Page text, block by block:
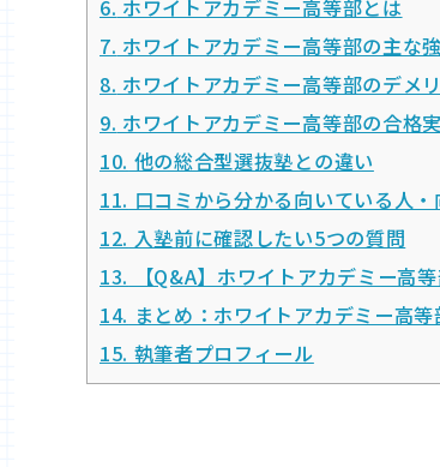
6. ホワイトアカデミー高等部とは
7. ホワイトアカデミー高等部の主な
8. ホワイトアカデミー高等部のデメ
9. ホワイトアカデミー高等部の合格
10. 他の総合型選抜塾との違い
11. 口コミから分かる向いている人
12. 入塾前に確認したい5つの質問
13. 【Q&A】ホワイトアカデミー高
14. まとめ：ホワイトアカデミー高
15. 執筆者プロフィール